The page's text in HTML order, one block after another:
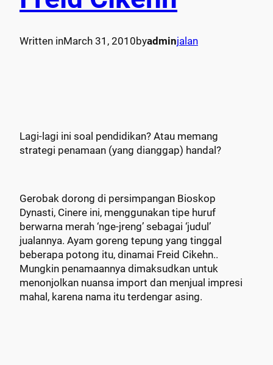
Written inMarch 31, 2010byadminjalan
Lagi-lagi ini soal pendidikan? Atau memang
strategi penamaan (yang dianggap) handal?
Gerobak dorong di persimpangan Bioskop
Dynasti, Cinere ini, menggunakan tipe huruf
berwarna merah ‘nge-jreng’ sebagai ‘judul’
jualannya. Ayam goreng tepung yang tinggal
beberapa potong itu, dinamai Freid Cikehn..
Mungkin penamaannya dimaksudkan untuk
menonjolkan nuansa import dan menjual impresi
mahal, karena nama itu terdengar asing.